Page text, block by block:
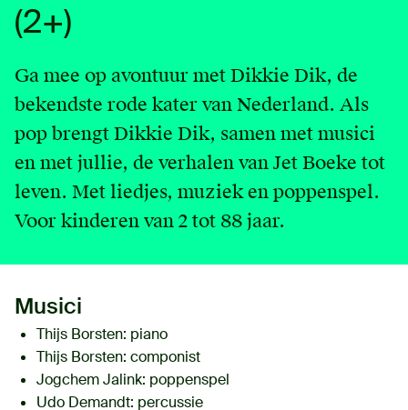
English
Contact
Login
(2+)
Ga mee op avontuur met Dikkie Dik, de
bekendste rode kater van Nederland. Als
pop brengt Dikkie Dik, samen met musici
en met jullie, de verhalen van Jet Boeke tot
leven. Met liedjes, muziek en poppenspel.
Voor kinderen van 2 tot 88 jaar.
Musici
Thijs Borsten: piano
Thijs Borsten: componist
Jogchem Jalink: poppenspel
Udo Demandt: percussie